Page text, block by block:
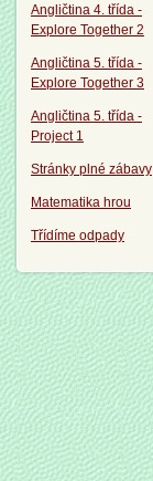
Angličtina 4. třída -
Explore Together 2
Angličtina 5. třída -
Explore Together 3
Angličtina 5. třída -
Project 1
Stránky plné zábavy
Matematika hrou
Třídíme odpady